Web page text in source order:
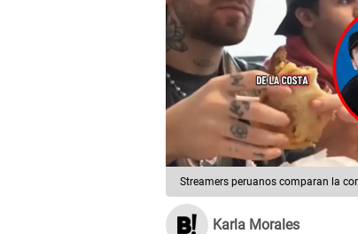
Streamers peruanos comparan la
Karla Morales